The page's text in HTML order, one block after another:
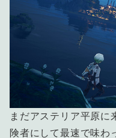
まだアステリア平原に
険者にして最速で味わ